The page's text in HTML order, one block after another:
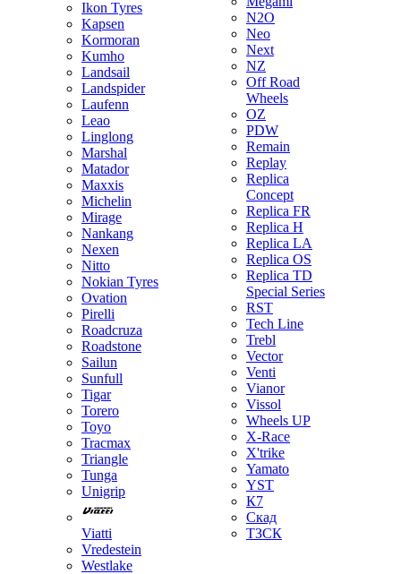
Ikon Tyres
Kapsen
Kormoran
Kumho
Landsail
Landspider
Laufenn
Leao
Linglong
Marshal
Matador
Maxxis
Michelin
Mirage
Nankang
Nexen
Nitto
Nokian Tyres
Ovation
Pirelli
Roadcruza
Roadstone
Sailun
Sunfull
Tigar
Torero
Toyo
Tracmax
Triangle
Tunga
Unigrip
Viatti
Vredestein
Westlake
N2O
Neo
Next
NZ
Off Road
Wheels
OZ
PDW
Remain
Replay
Replica
Concept
Replica FR
Replica H
Replica LA
Replica OS
Replica TD
Special Series
RST
Tech Line
Trebl
Vector
Venti
Vianor
Vissol
Wheels UP
X-Race
X'trike
Yamato
YST
К7
Скад
ТЗСК